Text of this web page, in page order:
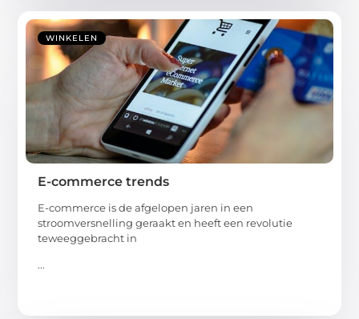
WINKELEN
E-commerce trends
E-commerce is de afgelopen jaren in een
stroomversnelling geraakt en heeft een revolutie
teweeggebracht in
...